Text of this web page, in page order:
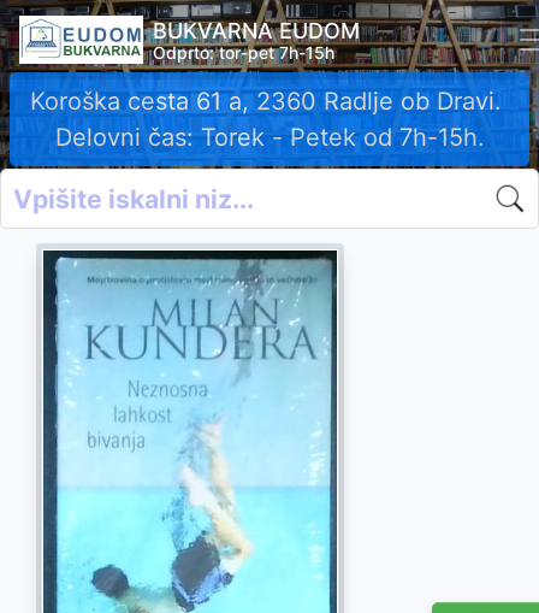
BUKVARNA EUDOM
Odprto: tor-pet 7h-15h
Koroška cesta 61 a, 2360 Radlje ob Dravi.
Delovni čas: Torek - Petek od 7h-15h.